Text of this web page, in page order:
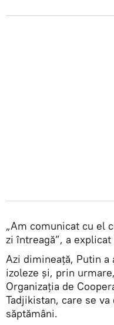
„Am comunicat cu el
zi întreagă”, a explicat
Azi dimineață, Putin a
izoleze și, prin
Organizația de
Tadjikistan, care se
săptămâni.